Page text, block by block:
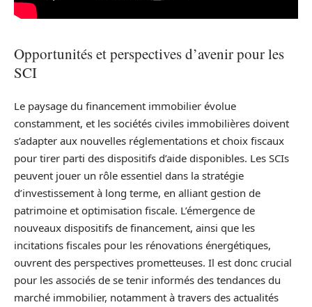
Opportunités et perspectives d’avenir pour les
SCI
Le paysage du financement immobilier évolue
constamment, et les sociétés civiles immobilières doivent
s’adapter aux nouvelles réglementations et choix fiscaux
pour tirer parti des dispositifs d’aide disponibles. Les SCIs
peuvent jouer un rôle essentiel dans la stratégie
d’investissement à long terme, en alliant gestion de
patrimoine et optimisation fiscale. L’émergence de
nouveaux dispositifs de financement, ainsi que les
incitations fiscales pour les rénovations énergétiques,
ouvrent des perspectives prometteuses. Il est donc crucial
pour les associés de se tenir informés des tendances du
marché immobilier, notamment à travers des actualités